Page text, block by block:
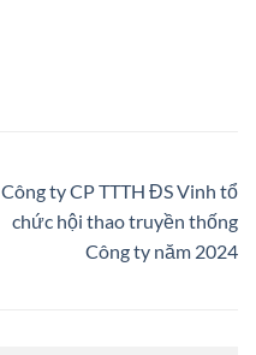
Công ty CP TTTH ĐS Vinh tổ
chức hội thao truyền thống
Công ty năm 2024